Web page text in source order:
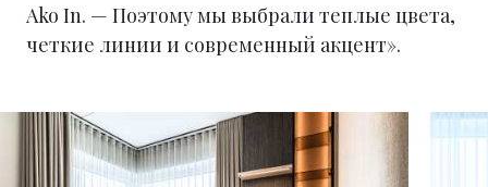
Ako In. — Поэтому мы выбрали теплые цвета,
четкие линии и современный акцент».